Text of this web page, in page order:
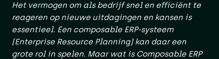
Het vermogen om als bedrijf snel en efficiënt te
reageren op nieuwe uitdagingen en kansen is
essentieel. Een composable ERP-systeem
(Enterprise Resource Planning) kan daar een
grote rol in spelen. Maar wat is Composable ERP